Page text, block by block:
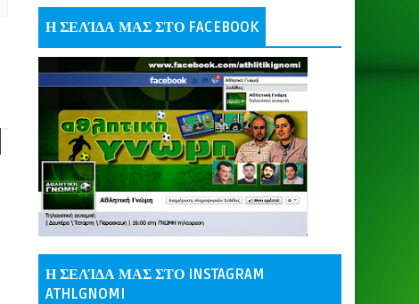
Η ΣΕΛΊΔΑ ΜΑΣ ΣΤΟ FACEBOOK
Η ΣΕΛΊΔΑ ΜΑΣ ΣΤΟ INSTAGRAM
ATHLGNOMI